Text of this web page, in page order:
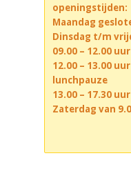
openingstijden:
Maandag
Dinsdag t/m
09.00 – 12.00 uur
12.00 – 13.00
lunchpauze
13.00 – 17.30 uur
Zaterdag van